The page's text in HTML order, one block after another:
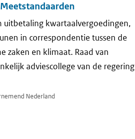
uitbetaling kwartaalvergoedingen,
in correspondentie tussen de
zaken en klimaat. Raad van
adviescollege van de regering
Nederland